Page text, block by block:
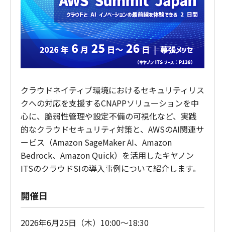
クラウドネイティブ環境におけるセキュリティリス
クへの対応を支援するCNAPPソリューションを中
心に、脆弱性管理や設定不備の可視化など、実践
的なクラウドセキュリティ対策と、AWSのAI関連サ
ービス（Amazon SageMaker AI、Amazon
Bedrock、Amazon Quick）を活用したキヤノン
ITSのクラウドSIの導入事例について紹介します。
開催日
2026年6月25日（木）10:00～18:30